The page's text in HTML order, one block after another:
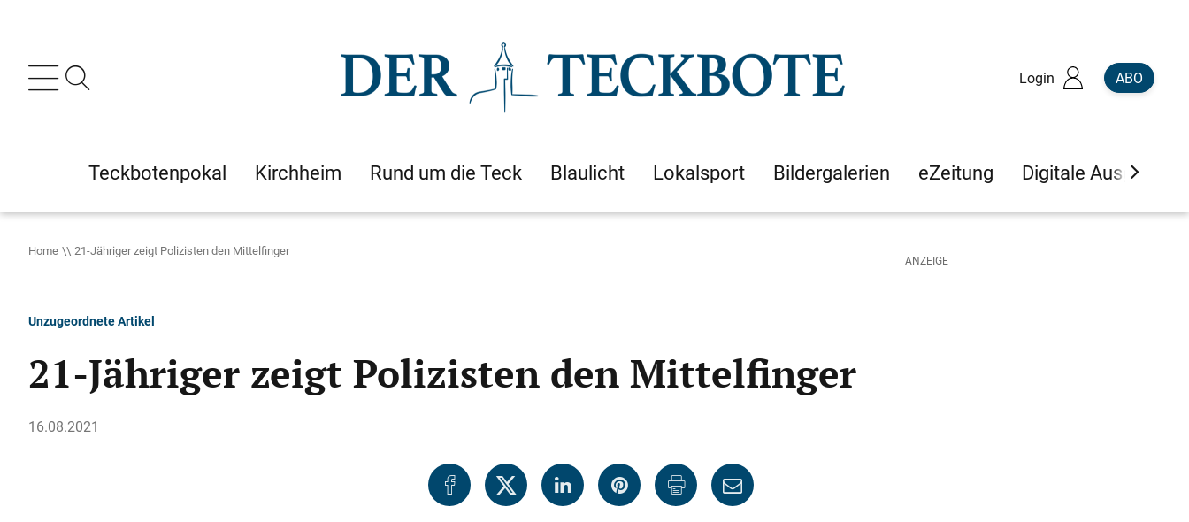
Login ABO
Teckbotenpokal Kirchheim Rund um die Teck Blaulicht Lokalsport Bildergalerien eZeitung Digitale Ausgaben
Home 21-Jähriger zeigt Polizisten den Mittelfinger
Unzugeordnete Artikel
21-Jähriger zeigt Polizisten den Mittelfinger
16.08.2021